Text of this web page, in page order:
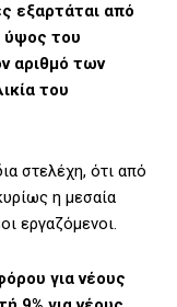
εξαρτάται από
ύψος του
αριθμό των
του
στελέχη, ότι από
η μεσαία
εργαζόμενοι.
για νέους